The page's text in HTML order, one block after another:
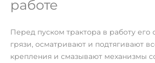
работе
Перед пуском трактора в работу его
грязи, осматривают и подтягивают
крепления и смазывают механизмы